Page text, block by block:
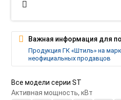
Все модели серии ST
Активная мощность, кВт
Важная информация для
Продукция ГК «Штиль» на
неофициальных продавцов